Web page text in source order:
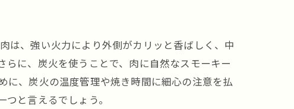
ー
は、強い火力により外側がカリッと香ばしく、中
に、炭火を使うことで、肉に自然なスモーキー
に、炭火の温度管理や焼き時間に細心の注意を払
と言えるでしょう。